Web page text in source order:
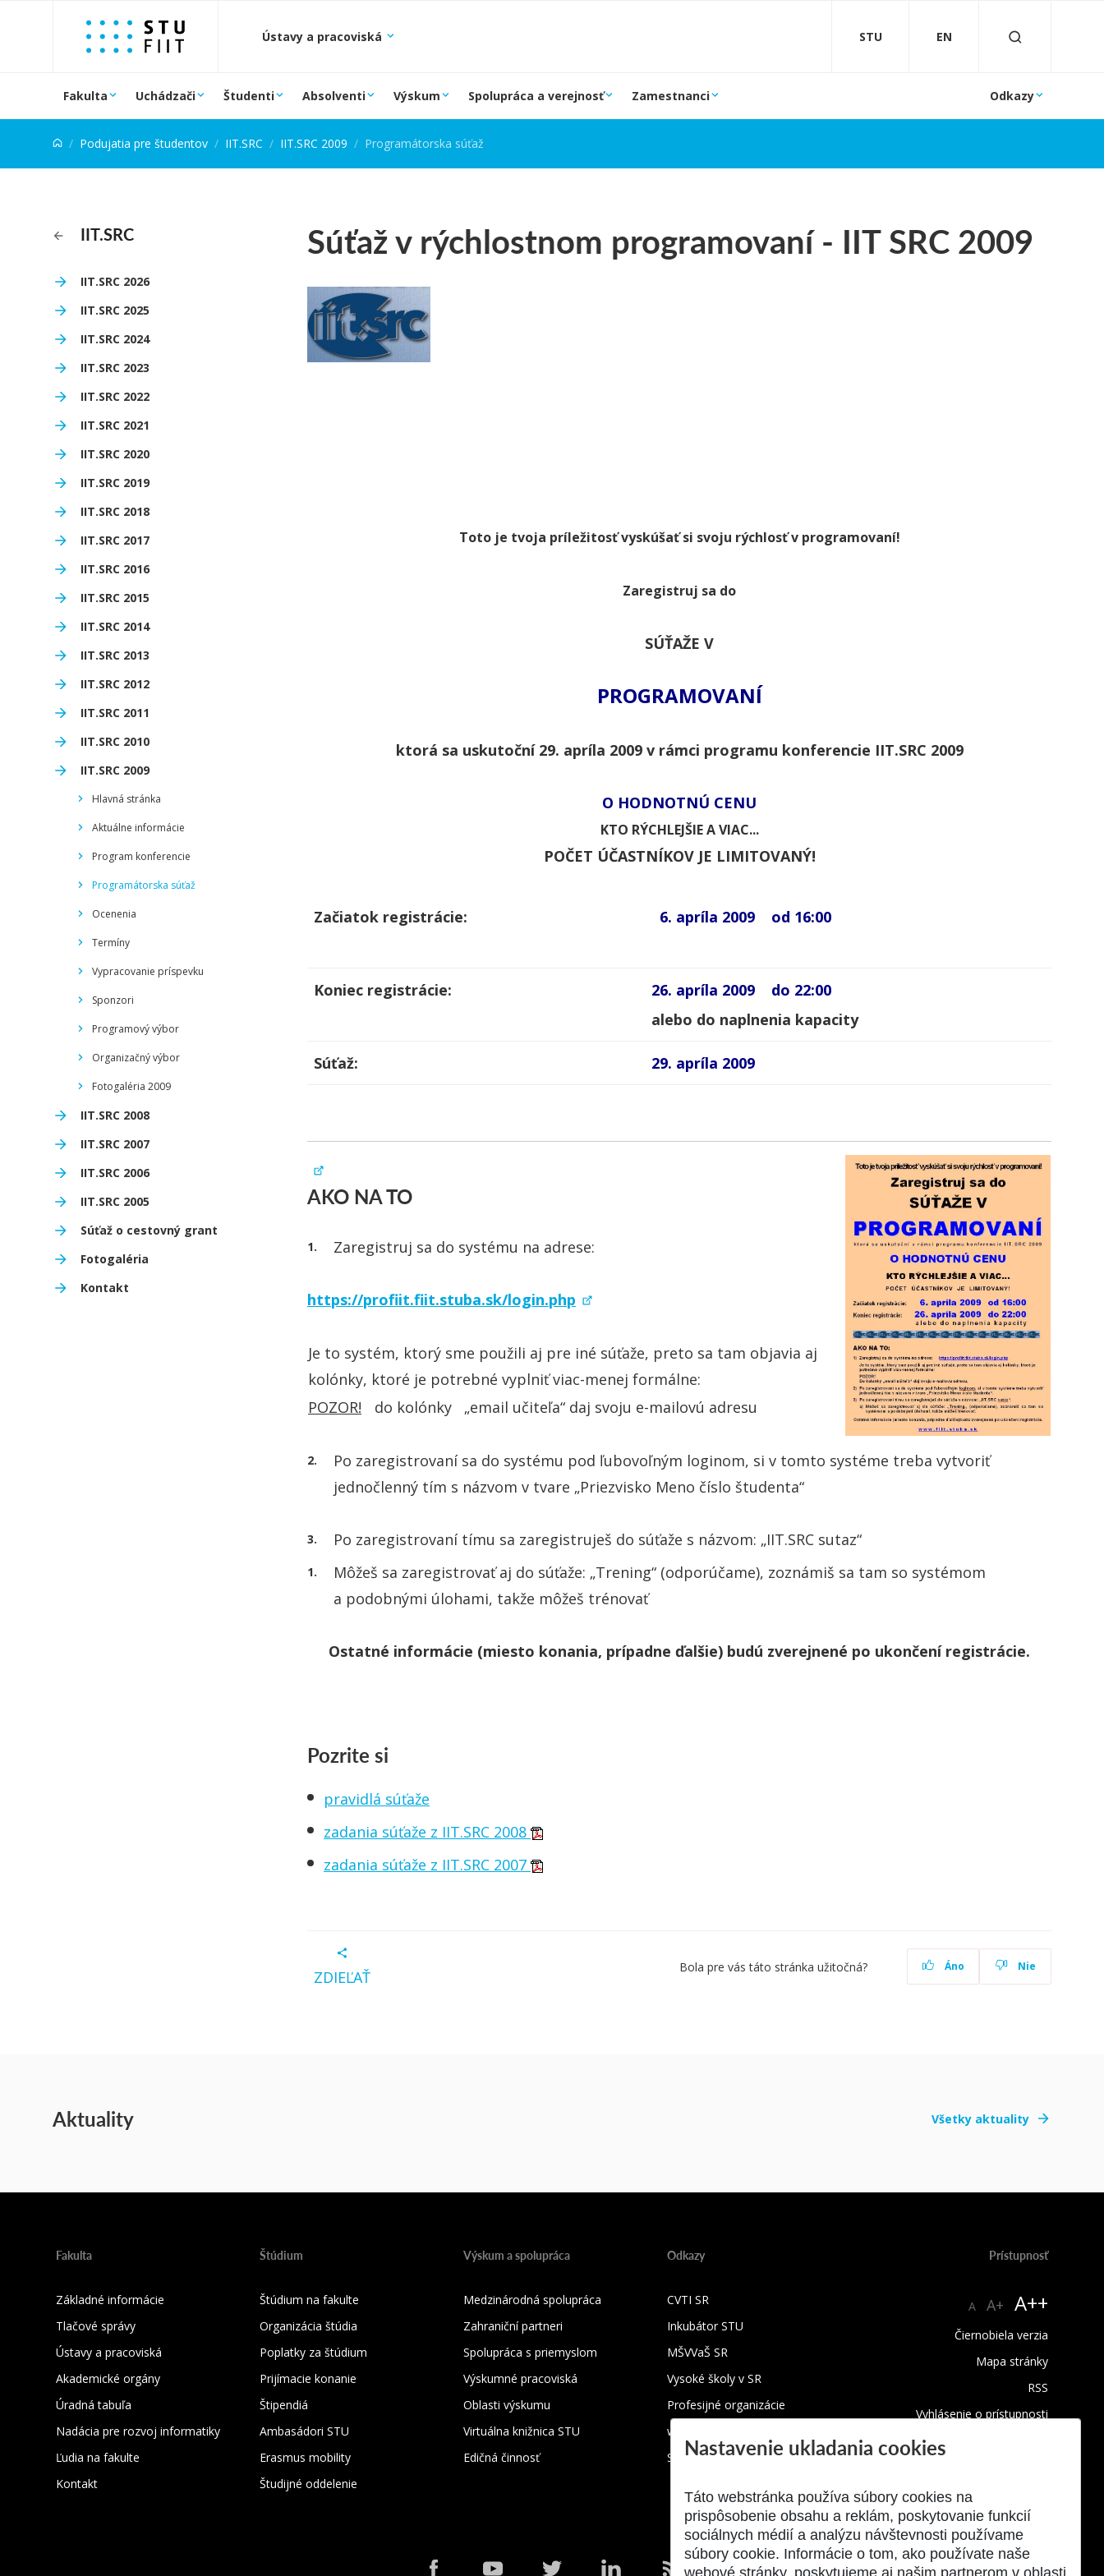
Prejsť na obsah
Ústavy a pracoviská STU EN
Fakulta Uchádzači Študenti Absolventi Výskum Spolupráca a verejnosť Zamestnanci Odkazy
Podujatia pre študentov IIT.SRC IIT.SRC 2009 Programátorska súťaž
IIT.SRC
IIT.SRC 2026
IIT.SRC 2025
IIT.SRC 2024
IIT.SRC 2023
IIT.SRC 2022
IIT.SRC 2021
IIT.SRC 2020
IIT.SRC 2019
IIT.SRC 2018
IIT.SRC 2017
IIT.SRC 2016
IIT.SRC 2015
IIT.SRC 2014
IIT.SRC 2013
IIT.SRC 2012
IIT.SRC 2011
IIT.SRC 2010
IIT.SRC 2009
Hlavná stránka
Aktuálne informácie
Program konferencie
Programátorska súťaž
Ocenenia
Termíny
Vypracovanie príspevku
Sponzori
Programový výbor
Organizačný výbor
Fotogaléria 2009
IIT.SRC 2008
IIT.SRC 2007
IIT.SRC 2006
IIT.SRC 2005
Súťaž o cestovný grant
Fotogaléria
Kontakt
Súťaž v rýchlostnom programovaní - IIT SRC 2009
Toto je tvoja príležitosť vyskúšať si svoju rýchlosť v programovaní!
Zaregistruj sa do
SÚŤAŽE V
PROGRAMOVANÍ
ktorá sa uskutoční 29. apríla 2009 v rámci programu konferencie IIT.SRC 2009
O HODNOTNÚ CENU
KTO RÝCHLEJŠIE A VIAC...
POČET ÚČASTNÍKOV JE LIMITOVANÝ!
Začiatok registrácie: 6. apríla 2009 od 16:00
Koniec registrácie:
26. apríla 2009 do 22:00
alebo do naplnenia kapacity
Súťaž: 29. apríla 2009
AKO NA TO
Zaregistruj sa do systému na adrese:
https://profiit.fiit.stuba.sk/login.php
Je to systém, ktorý sme použili aj pre iné súťaže, preto sa tam objavia aj
kolónky, ktoré je potrebné vyplniť viac-menej formálne:
POZOR!
do kolónky „email učiteľa“ daj svoju e-mailovú adresu
Po zaregistrovaní sa do systému pod ľubovoľným loginom, si v tomto systéme treba vytvoriť
jednočlenný tím s názvom v tvare „Priezvisko Meno číslo študenta“
Po zaregistrovaní tímu sa zaregistruješ do súťaže s názvom: „IIT.SRC sutaz“
Môžeš sa zaregistrovať aj do súťaže: „Trening“ (odporúčame), zoznámiš sa tam so systémom
a podobnými úlohami, takže môžeš trénovať
Ostatné informácie (miesto konania, prípadne ďalšie) budú zverejnené po ukončení registrácie.
Pozrite si
pravidlá súťaže
zadania súťaže z IIT.SRC 2008
zadania súťaže z IIT.SRC 2007
ZDIEĽAŤ
Bola pre vás táto stránka užitočná? Áno Nie
Aktuality Všetky aktuality
Fakulta
Základné informácie
Tlačové správy
Ústavy a pracoviská
Akademické orgány
Úradná tabuľa
Nadácia pre rozvoj informatiky
Ľudia na fakulte
Kontakt
Štúdium
Štúdium na fakulte
Organizácia štúdia
Poplatky za štúdium
Prijímacie konanie
Štipendiá
Ambasádori STU
Erasmus mobility
Študijné oddelenie
Výskum a spolupráca
Medzinárodná spolupráca
Zahraniční partneri
Spolupráca s priemyslom
Výskumné pracoviská
Oblasti výskumu
Virtuálna knižnica STU
Edičná činnosť
Odkazy
CVTI SR
Inkubátor STU
MŠVVaŠ SR
Vysoké školy v SR
Profesijné organizácie
webmail.stuba
Stravovací systém
Prístupnosť
A A+ A++
Čiernobiela verzia
Mapa stránky
RSS
Vyhlásenie o prístupnosti
Využívanie cookies
Nastavenie ukladania cookies
Táto webstránka používa súbory cookies na
prispôsobenie obsahu a reklám, poskytovanie funkcií
sociálnych médií a analýzu návštevnosti používame
súbory cookie. Informácie o tom, ako používate naše
webové stránky, poskytujeme aj našim partnerom v oblasti